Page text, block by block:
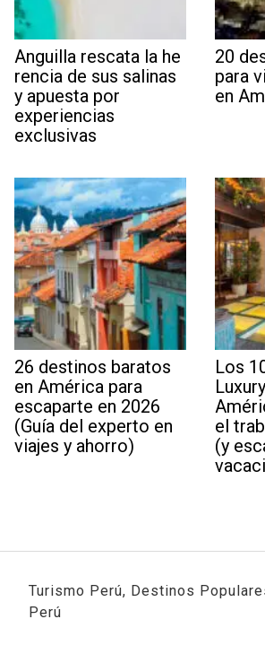
Anguilla rescata la he
rencia de sus salinas
y apuesta por
experiencias
exclusivas
20
para
en
26 destinos baratos
en América para
escaparte en 2026
(Guía del experto en
viajes y ahorro)
Los
el
(y
Turismo Perú, Destinos
Perú